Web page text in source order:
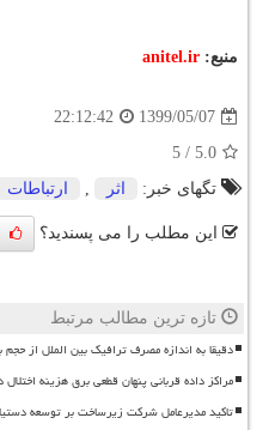
منبع: anitel.ir
1399/05/07
22:12:42
5.0
/
5
تگهای خبر:
اثر , ارتباطات
این مطلب را می پسندید؟
تازه ترین مطالب مرتبط
دقیقا به اندازه مصرف ترافیک بین الملل از
مراکز داده قربانی پنهان قطعی برق هزینه
تاکید مدیرعامل شرکت زیرساخت بر توسعه